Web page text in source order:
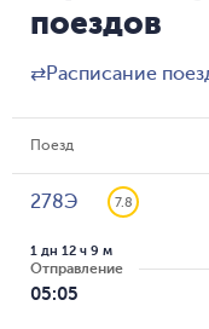
поездов
⇄Расписание
Поезд
278Э 7.8
Отправление
05:05
1 дн 12 ч 9 м